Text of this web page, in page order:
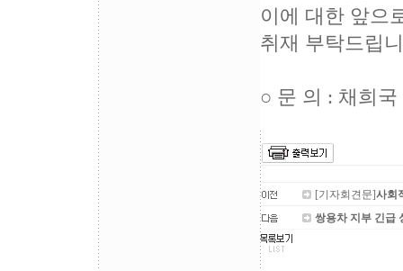
이에 대한 앞으
취재 부탁드립
○ 문 의 : 채희국
[기자회견문]사회
쌍용차 지부 긴급